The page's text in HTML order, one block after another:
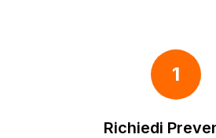
1
Richiedi